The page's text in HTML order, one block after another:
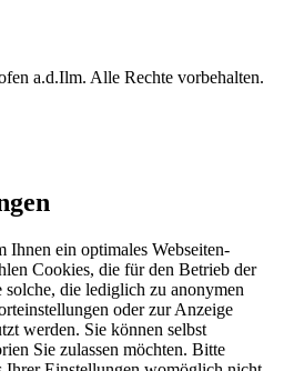
a.d.Ilm. Alle Rechte vorbehalten.
Ihnen ein optimales Webseiten-
Cookies, die für den Betrieb der
die lediglich zu anonymen
oder zur Anzeige
werden. Sie können selbst
Sie zulassen möchten. Bitte